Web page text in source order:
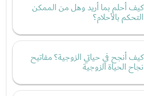
كيف أحلم بما أريد وهل من الممكن
التحكم بالأحلام؟
كيف أنجح في حياتي الزوجية؟ مفاتيح
نجاح الحياة الزوجية